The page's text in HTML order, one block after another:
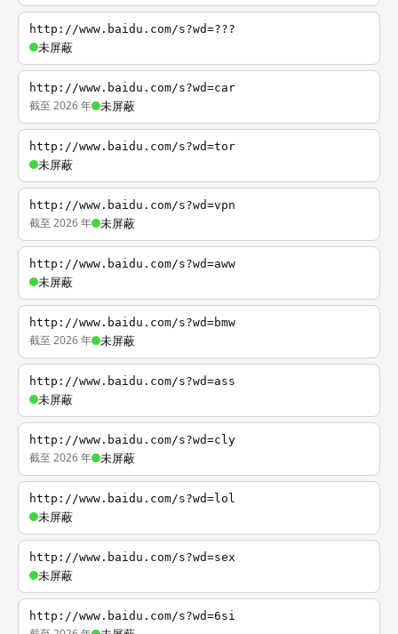
http://www.baidu.com/s?wd=???
未屏蔽
http://www.baidu.com/s?wd=car
截至 2026 年 未屏蔽
http://www.baidu.com/s?wd=tor
未屏蔽
http://www.baidu.com/s?wd=vpn
截至 2026 年 未屏蔽
http://www.baidu.com/s?wd=aww
未屏蔽
http://www.baidu.com/s?wd=bmw
截至 2026 年 未屏蔽
http://www.baidu.com/s?wd=ass
未屏蔽
http://www.baidu.com/s?wd=cly
截至 2026 年 未屏蔽
http://www.baidu.com/s?wd=lol
未屏蔽
http://www.baidu.com/s?wd=sex
未屏蔽
http://www.baidu.com/s?wd=6si